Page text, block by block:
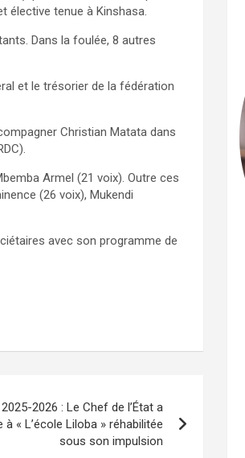
élective tenue à Kinshasa.
Dans la foulée, 8 autres
et le trésorier de la fédération
Christian Matata dans
Armel (21 voix). Outre ces
(26 voix), Mukendi
avec son programme de
2026 : Le Chef de l’État a
« L’école Liloba » réhabilitée
sous son impulsion